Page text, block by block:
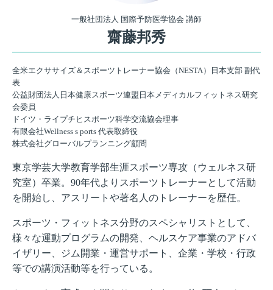
一般社団法人 国際予防医学協会 講師
齋藤邦秀
全米エクササイズ＆スポーツトレーナー協会（NESTA）日本支部 副代
表
公益財団法人日本健康スポーツ連盟日本メディカルフィットネス研究
会委員
ドイツ・ライプチヒスポーツ科学交流協会理事
有限会社Wellness s ports 代表取締役
株式会社グローバルプランニング顧問
東京学芸大学教育学部生涯スポーツ専攻（ウェルネス研
究室）卒業。90年代よりスポーツトレーナーとして活動
を開始し、アスリートや著名人のトレーナーを歴任。
スポーツ・フィットネス分野のスペシャリストとして、
様々な運動プログラムの開発、ヘルスケア事業のアドバ
イザリー、ジム開業・運営サポート、企業・学校・行政
等での講演活動等を行っている。